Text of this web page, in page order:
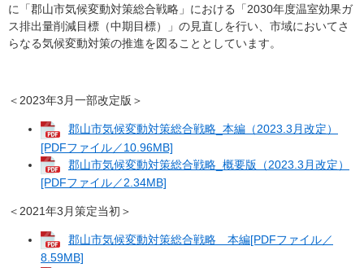
に「郡山市気候変動対策総合戦略」における「2030年度温室効果ガ
ス排出量削減目標（中期目標）」の見直しを行い、市域においてさ
らなる気候変動対策の推進を図ることとしています。
＜2023年3月一部改定版＞
郡山市気候変動対策総合戦略_本編（2023.3月改定）
[PDFファイル／10.96MB]
郡山市気候変動対策総合戦略_概要版（2023.3月改定）
[PDFファイル／2.34MB]
＜2021年3月策定当初＞
郡山市気候変動対策総合戦略 本編[PDFファイル／
8.59MB]